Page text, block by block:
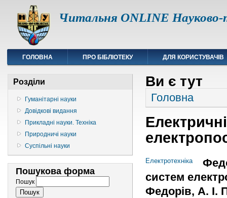
Читальня ONLINE Науково-
ГОЛОВНА ПРО БІБЛІОТЕКУ ДЛЯ КОРИСТУВАЧІВ
Розділи
Гуманітарні науки
Довідкові видання
Прикладні науки. Техніка
Природничі науки
Суспільні науки
Пошукова форма
Пошук
Ви є тут
Головна
Електротехніка
систем
Федорів, А. І.